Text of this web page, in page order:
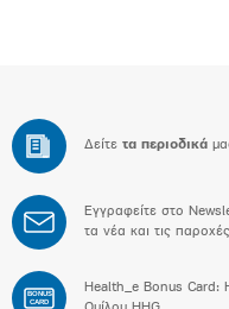
Δείτε τα περιοδικά
Εγγραφείτε στο
τα νέα και τις
BONUS
CARD
Health_e Bonus Card: